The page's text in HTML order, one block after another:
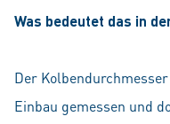
Was bedeutet das in
Der
Einbau gemessen und